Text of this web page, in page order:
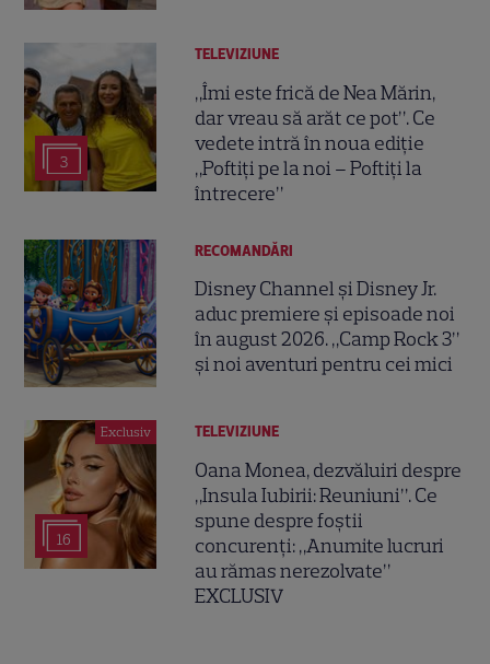
3
TELEVIZIUNE
„Îmi este frică de Nea Mărin,
dar vreau să arăt ce pot”. Ce
vedete intră în noua ediție
„Poftiți pe la noi – Poftiți la
întrecere”
RECOMANDĂRI
Disney Channel și Disney Jr.
aduc premiere și episoade noi
în august 2026. „Camp Rock 3”
și noi aventuri pentru cei mici
Exclusiv
16
TELEVIZIUNE
Oana Monea, dezvăluiri despre
„Insula Iubirii: Reuniuni”. Ce
spune despre foștii
concurenți: „Anumite lucruri
au rămas nerezolvate”
EXCLUSIV